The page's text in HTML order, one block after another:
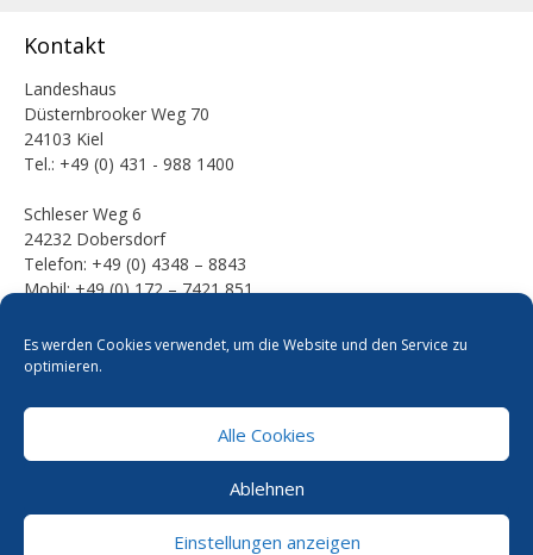
Es werden Cookies verwendet, um die Website und den Service zu
optimieren.
Alle Cookies
Ablehnen
Einstellungen anzeigen
Kontakt
Landeshaus
Düsternbrooker Weg 70
24103 Kiel
Tel.: +49 (0) 431 - 988 1400
Schleser Weg 6
24232 Dobersdorf
Telefon: +49 (0) 4348 – 8843
Mobil: +49 (0) 172 – 7421 851
E-Mail:
mail [at] werner-kalinka [dot] de
Pressefotos Datenschutzerklärung
Cookie-Richtlinie